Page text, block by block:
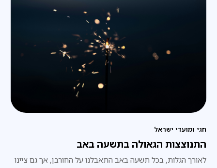
חגי ומועדי ישראל
התנוצצות הגאולה בתשעה באב
לאורך הגלות, בכל תשעה באב התאבלנו על החורבן, אך גם ציינו